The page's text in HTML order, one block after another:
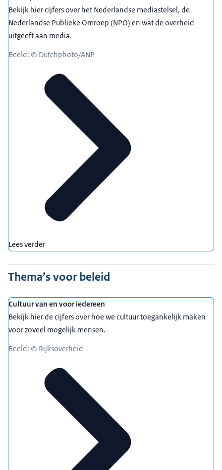
Bekijk hier cijfers over het Nederlandse mediastelsel, de
Nederlandse Publieke Omroep (NPO) en wat de overheid
uitgeeft aan media.
Beeld: © Dutchphoto/ANP
Lees verder
Thema’s voor beleid
Cultuur van en voor iedereen
Bekijk hier de cijfers over hoe we cultuur toegankelijk maken
voor zoveel mogelijk mensen.
Beeld: © Rijksoverheid